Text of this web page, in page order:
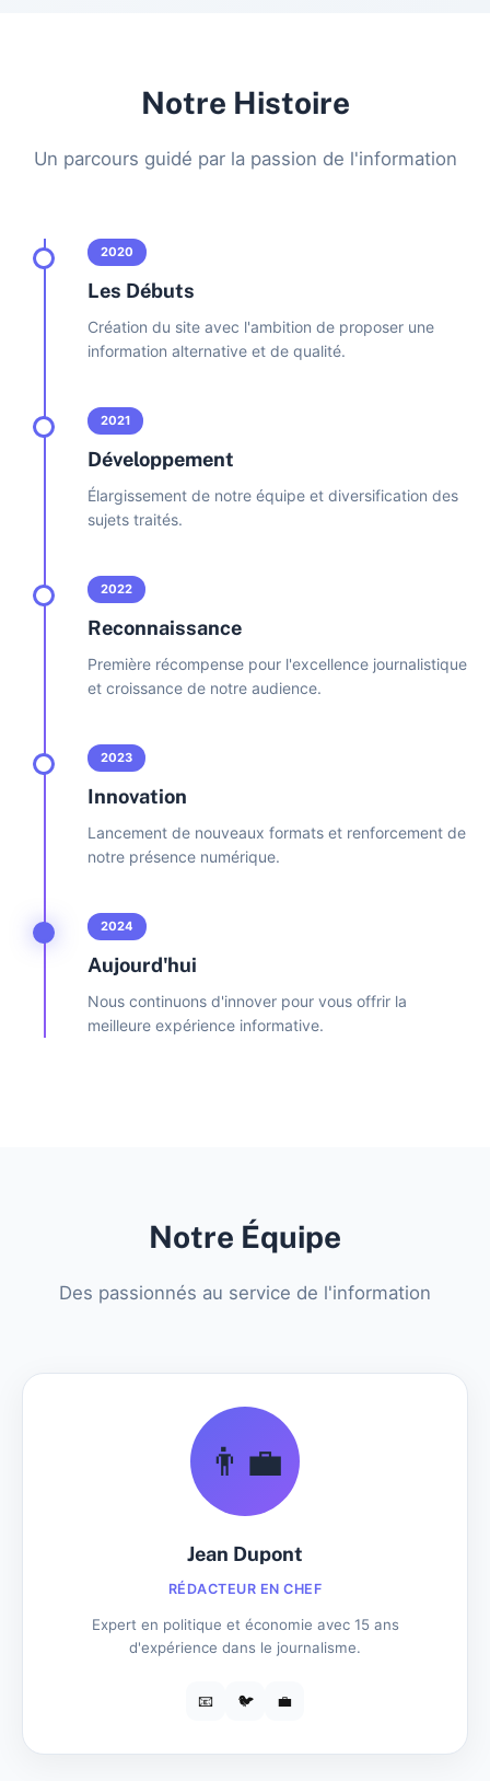
Notre Histoire
Un parcours guidé par la passion de l'information
2020
Les Débuts
Création du site avec l'ambition de proposer une
information alternative et de qualité.
2021
Développement
Élargissement de notre équipe et diversification des
sujets traités.
2022
Reconnaissance
Première récompense pour l'excellence journalistique
et croissance de notre audience.
2023
Innovation
Lancement de nouveaux formats et renforcement de
notre présence numérique.
2024
Aujourd'hui
Nous continuons d'innover pour vous offrir la
meilleure expérience informative.
Notre Équipe
Des passionnés au service de l'information
👨‍💼
Jean Dupont
RÉDACTEUR EN CHEF
Expert en politique et économie avec 15 ans
d'expérience dans le journalisme.
📧 🐦 💼